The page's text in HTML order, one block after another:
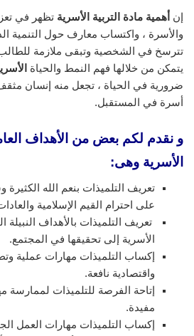
إن أهمية مادة التربية الأسرية تظهر في
والأسرة ، واكتساب معارف حول التنمية
تترسخ في الشخصية وتبقى ملازمة
يتمكن من خلالها فهم النمط والحياة
ضرورية في الحياة ، تجعل منه إنسان
أسرة في المستقبل.
و نقدم لكم بعض من الأهداف
الأسرية وهى:
تعريف التلميذات بنعم الله الكثيرة
على احترام القيم الإسلامية
تعريف التلميذات بالأهداف النبيلة
الأسرية إلى تحقيقها في المجتمع.
إكساب التلميذات مهارات عملية
واقتصادية نافعة.
إتاحة الفرصة للتلميذات لممارسة
مفيدة.
إكساب التلميذات مهارات العمل